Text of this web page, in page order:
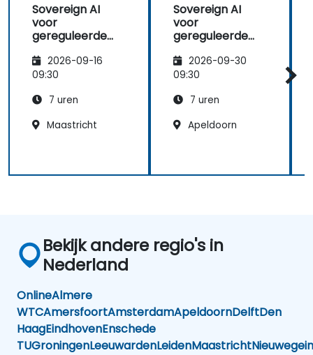
Sovereign AI
voor
gereguleerde
controle over
data, modellen
inferentieomgevi
ngen
2026-09-16
09:30
7 uren
Maastricht
Sovereign AI
voor
gereguleerde
controle over
data, modellen
inferentieomgevi
ngen
2026-09-30
09:30
7 uren
Apeldoorn
Bekijk andere regio's in
Nederland
OnlineAlmere
WTCAmersfoortAmsterdamApeldoornDelftDen
HaagEindhovenEnschede
TUGroningenLeeuwardenLeidenMaastrichtNieuwegein